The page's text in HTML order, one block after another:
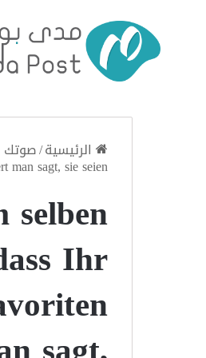
الرئيسية/
man sagt, sie seien
Ihr